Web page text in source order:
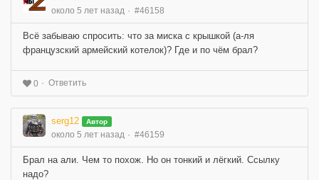
около 5 лет назад #46158
Всё забываю спросить: что за миска с крышкой (а-ля
французский армейский котелок)? Где и по чём брал?
0 Ответить
serg12 Автор
около 5 лет назад #46159
Брал на али. Чем то похож. Но он тонкий и лёгкий. Ссылку
надо?